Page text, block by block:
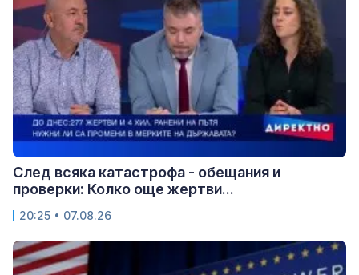
След всяка катастрофа - обещания и
проверки: Колко още жертви...
20:25 • 07.08.26